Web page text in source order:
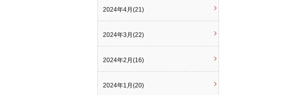
2024年4月(21)
2024年3月(22)
2024年2月(16)
2024年1月(20)